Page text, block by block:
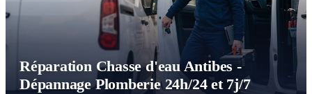
Réparation Chasse d'eau Antibes -
Dépannage Plomberie 24h/24 et 7j/7